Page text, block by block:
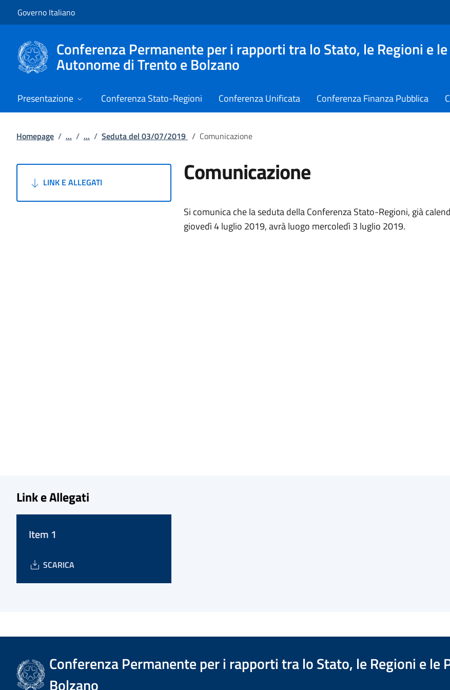
Governo Italiano
Conferenza Permanente per i rapporti tra lo Stato, le Regioni e
Autonome di Trento e Bolzano
Presentazione Conferenza Stato-Regioni Conferenza Unificata Conferenza Finanza Pubblica
Homepage / ... / ... / Seduta del 03/07/2019 / Comunicazione
LINK E ALLEGATI Comunicazione
Si comunica che la seduta della Conferenza Stato-Regioni, già
giovedì 4 luglio 2019, avrà luogo mercoledì 3 luglio 2019.
Link e Allegati
Item 1
SCARICA
Conferenza Permanente per i rapporti tra lo Stato, le Regioni e le
Bolzano